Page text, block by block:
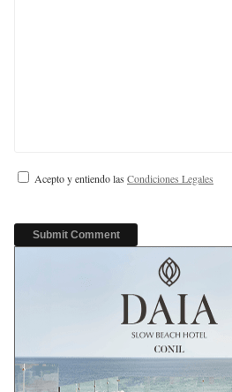
Acepto y entiendo las Condiciones Legales